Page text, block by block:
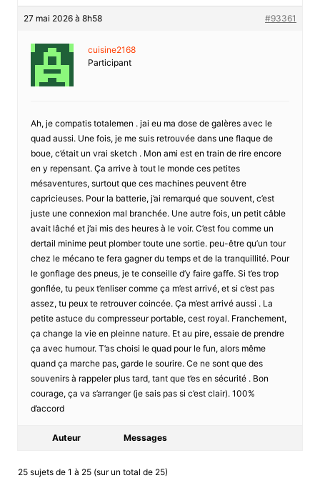
27 mai 2026 à 8h58 #93361
cuisine2168
Participant
Ah, je compatis totalemen . jai eu ma dose de galères avec le
quad aussi. Une fois, je me suis retrouvée dans une flaque de
boue, c’était un vrai sketch . Mon ami est en train de rire encore
en y repensant. Ça arrive à tout le monde ces petites
mésaventures, surtout que ces machines peuvent être
capricieuses. Pour la batterie, j’ai remarqué que souvent, c’est
juste une connexion mal branchée. Une autre fois, un petit câble
avait lâché et j’ai mis des heures à le voir. C’est fou comme un
dertail minime peut plomber toute une sortie. peu-être qu’un tour
chez le mécano te fera gagner du temps et de la tranquillité. Pour
le gonflage des pneus, je te conseille d’y faire gaffe. Si t’es trop
gonflée, tu peux t’enliser comme ça m’est arrivé, et si c’est pas
assez, tu peux te retrouver coincée. Ça m’est arrivé aussi . La
petite astuce du compresseur portable, cest royal. Franchement,
ça change la vie en pleinne nature. Et au pire, essaie de prendre
ça avec humour. T’as choisi le quad pour le fun, alors même
quand ça marche pas, garde le sourire. Ce ne sont que des
souvenirs à rappeler plus tard, tant que t’es en sécurité . Bon
courage, ça va s’arranger (je sais pas si c’est clair). 100%
d’accord
Auteur Messages
25 sujets de 1 à 25 (sur un total de 25)